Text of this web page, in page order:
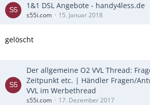
1&1 DSL Angebote - handy4less.de
s55i.com 15. Januar 2018
gelöscht
Der allgemeine O2 VVL Thread:
Zeitpunkt etc. | Händler Fragen/
VVL im Werbethread
s55i.com 17. Dezember 2017